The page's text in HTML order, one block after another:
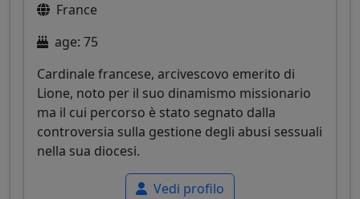
France
age: 75
Cardinale francese, arcivescovo emerito di
Lione, noto per il suo dinamismo missionario
ma il cui percorso è stato segnato dalla
controversia sulla gestione degli abusi sessuali
nella sua diocesi.
Vedi profilo